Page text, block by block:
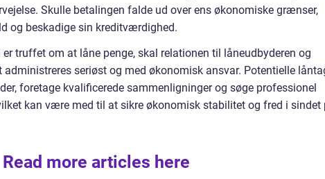
Skulle betalingen falde ud over ens økonomiske grænser,
og beskadige sin kreditværdighed.
truffet om at låne penge, skal relationen til låneudbyderen og
seriøst og med økonomisk ansvar. Potentielle
foretage kvalificerede sammenligninger og søge professionel
kan være med til at sikre økonomisk stabilitet og fred i sindet
Read more articles here